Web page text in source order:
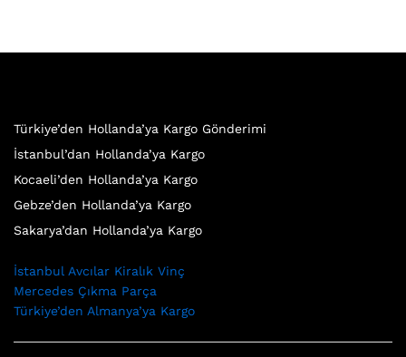
Türkiye’den Hollanda’ya Kargo Gönderimi
İstanbul’dan Hollanda’ya Kargo
Kocaeli’den Hollanda’ya Kargo
Gebze’den Hollanda’ya Kargo
Sakarya’dan Hollanda’ya Kargo
İstanbul Avcılar Kiralık Vinç
Mercedes Çıkma Parça
Türkiye’den Almanya’ya Kargo